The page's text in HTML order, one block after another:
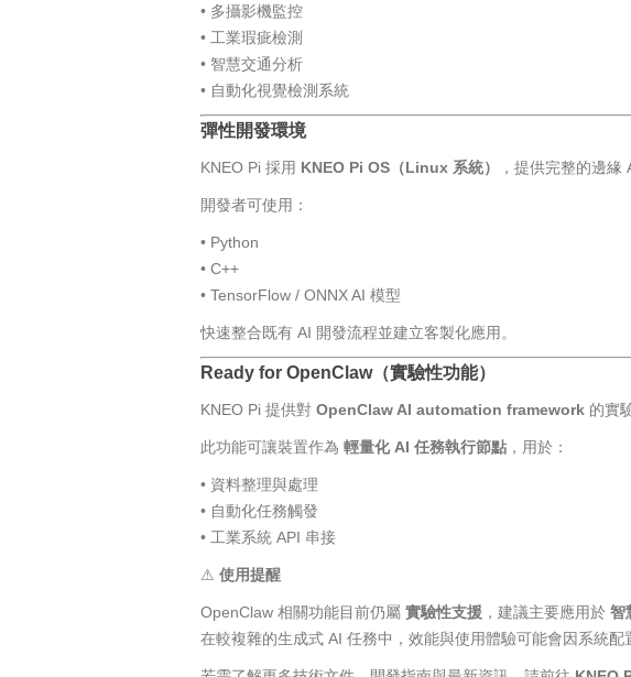
• 多攝影機監控
• 工業瑕疵檢測
• 智慧交通分析
• 自動化視覺檢測系統
彈性開發環境
KNEO Pi 採用 KNEO Pi OS（Linux 系統） ，提供完整的邊緣
開發者可使用：
• Python
• C++
• TensorFlow / ONNX AI 模型
快速整合既有 AI 開發流程並建立客製化應用。
Ready for OpenClaw（實驗性功能）
KNEO Pi 提供對 OpenClaw AI automation framework 的實
此功能可讓裝置作為 輕量化 AI 任務執行節點 ，用於：
• 資料整理與處理
• 自動化任務觸發
• 工業系統 API 串接
⚠ 使用提醒
OpenClaw 相關功能目前仍屬 實驗性支援 ，建議主要應用於 智
在較複雜的生成式 AI 任務中，效能與使用體驗可能會因系統配